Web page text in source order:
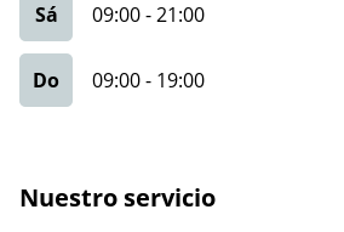
Sá 09:00-21:00
Do 09:00- 19:00
Nuestro servicio